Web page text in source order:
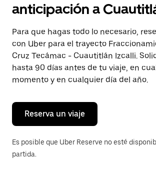
y
selecciona
una
fecha.
Presiona
la
tecla Esc
para
cerrar
calendario.
anticipación a
Para que hagas todo lo necesario,
con Uber para el trayecto
Cruz Tecámac - Cuautitlán Izcalli.
hasta 90 días antes de tu viaje, en
momento y en cualquier día del año.
Reserva un viaje
Es posible que Uber Reserve no esté
partida.